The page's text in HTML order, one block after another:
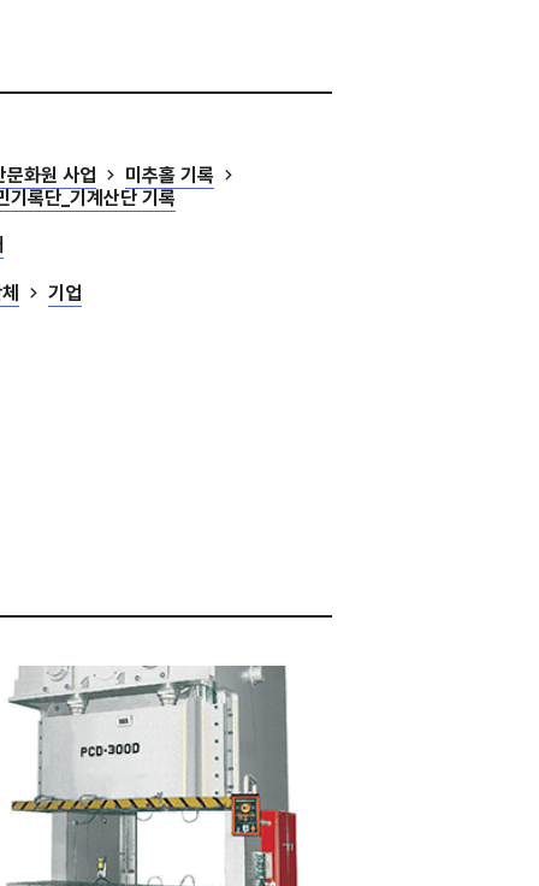
문화원 사업
미추홀 기록
록단_기계산단 기록
기업